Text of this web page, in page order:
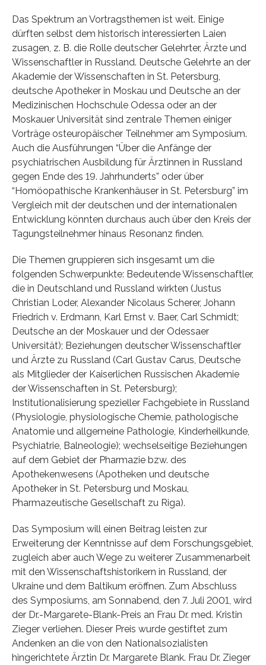
Das Spektrum an Vortragsthemen ist weit. Einige
dürften selbst dem historisch interessierten Laien
zusagen, z. B. die Rolle deutscher Gelehrter, Ärzte und
Wissenschaftler in Russland. Deutsche Gelehrte an der
Akademie der Wissenschaften in St. Petersburg,
deutsche Apotheker in Moskau und Deutsche an der
Medizinischen Hochschule Odessa oder an der
Moskauer Universität sind zentrale Themen einiger
Vorträge osteuropäischer Teilnehmer am Symposium.
Auch die Ausführungen “Über die Anfänge der
psychiatrischen Ausbildung für Ärztinnen in Russland
gegen Ende des 19. Jahrhunderts” oder über
“Homöopathische Krankenhäuser in St. Petersburg” im
Vergleich mit der deutschen und der internationalen
Entwicklung könnten durchaus auch über den Kreis der
Tagungsteilnehmer hinaus Resonanz finden.
Die Themen gruppieren sich insgesamt um die
folgenden Schwerpunkte: Bedeutende Wissenschaftler,
die in Deutschland und Russland wirkten (Justus
Christian Loder, Alexander Nicolaus Scherer, Johann
Friedrich v. Erdmann, Karl Ernst v. Baer, Carl Schmidt;
Deutsche an der Moskauer und der Odessaer
Universität); Beziehungen deutscher Wissenschaftler
und Ärzte zu Russland (Carl Gustav Carus, Deutsche
als Mitglieder der Kaiserlichen Russischen Akademie
der Wissenschaften in St. Petersburg);
Institutionalisierung spezieller Fachgebiete in Russland
(Physiologie, physiologische Chemie, pathologische
Anatomie und allgemeine Pathologie, Kinderheilkunde,
Psychiatrie, Balneologie); wechselseitige Beziehungen
auf dem Gebiet der Pharmazie bzw. des
Apothekenwesens (Apotheken und deutsche
Apotheker in St. Petersburg und Moskau,
Pharmazeutische Gesellschaft zu Riga).
Das Symposium will einen Beitrag leisten zur
Erweiterung der Kenntnisse auf dem Forschungsgebiet,
zugleich aber auch Wege zu weiterer Zusammenarbeit
mit den Wissenschaftshistorikern in Russland, der
Ukraine und dem Baltikum eröffnen. Zum Abschluss
des Symposiums, am Sonnabend, den 7. Juli 2001, wird
der Dr.-Margarete-Blank-Preis an Frau Dr. med. Kristin
Zieger verliehen. Dieser Preis wurde gestiftet zum
Andenken an die von den Nationalsozialisten
hingerichtete Ärztin Dr. Margarete Blank. Frau Dr. Zieger